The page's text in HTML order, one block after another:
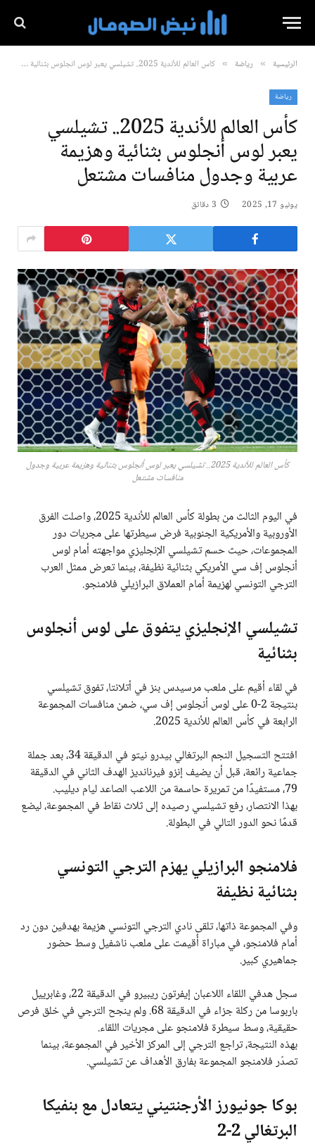
الرئيسية » رياضة » كأس العالم للأندية 2025.. تشيلسي يعبر لوس أنجلوس بثنائية وهزيمة عربية وجدول منافسات مشتعل
رياضة
كأس العالم للأندية 2025.. تشيلسي
يعبر لوس أنجلوس بثنائية وهزيمة
عربية وجدول منافسات مشتعل
يونيو 17, 2025 3 دقائق
كأس العالم للأندية 2025.. تشيلسي يعبر لوس أنجلوس بثنائية وهزيمة عربية وجدول
منافسات مشتعل
في اليوم الثالث من بطولة كأس العالم للأندية 2025، واصلت الفرق
الأوروبية والأمريكية الجنوبية فرض سيطرتها على مجريات دور
المجموعات، حيث حسم تشيلسي الإنجليزي مواجهته أمام لوس
أنجلوس إف سي الأمريكي بثنائية نظيفة، بينما تعرض ممثل العرب
الترجي التونسي لهزيمة أمام العملاق البرازيلي فلامنجو.
تشيلسي الإنجليزي يتفوق على لوس أنجلوس
بثنائية
في لقاء أقيم على ملعب مرسيدس بنز في أتلانتا، تفوق تشيلسي
بنتيجة 2-0 على لوس أنجلوس إف سي، ضمن منافسات المجموعة
الرابعة في كأس العالم للأندية 2025.
افتتح التسجيل النجم البرتغالي بيدرو نيتو في الدقيقة 34، بعد جملة
جماعية رائعة، قبل أن يضيف إنزو فيرنانديز الهدف الثاني في الدقيقة
79، مستفيدًا من تمريرة حاسمة من اللاعب الصاعد ليام ديليب.
بهذا الانتصار، رفع تشيلسي رصيده إلى ثلاث نقاط في المجموعة، ليضع
قدمًا نحو الدور التالي في البطولة.
فلامنجو البرازيلي يهزم الترجي التونسي
بثنائية نظيفة
وفي المجموعة ذاتها، تلقى نادي الترجي التونسي هزيمة بهدفين دون رد
أمام فلامنجو، في مباراة أُقيمت على ملعب ناشفيل وسط حضور
جماهيري كبير.
سجل هدفي اللقاء اللاعبان إيفرتون ريبيرو في الدقيقة 22، وغابرييل
باربوسا من ركلة جزاء في الدقيقة 68. ولم ينجح الترجي في خلق فرص
حقيقية، وسط سيطرة فلامنجو على مجريات اللقاء.
بهذه النتيجة، تراجع الترجي إلى المركز الأخير في المجموعة، بينما
تصدّر فلامنجو المجموعة بفارق الأهداف عن تشيلسي.
بوكا جونيورز الأرجنتيني يتعادل مع بنفيكا
البرتغالي 2-2